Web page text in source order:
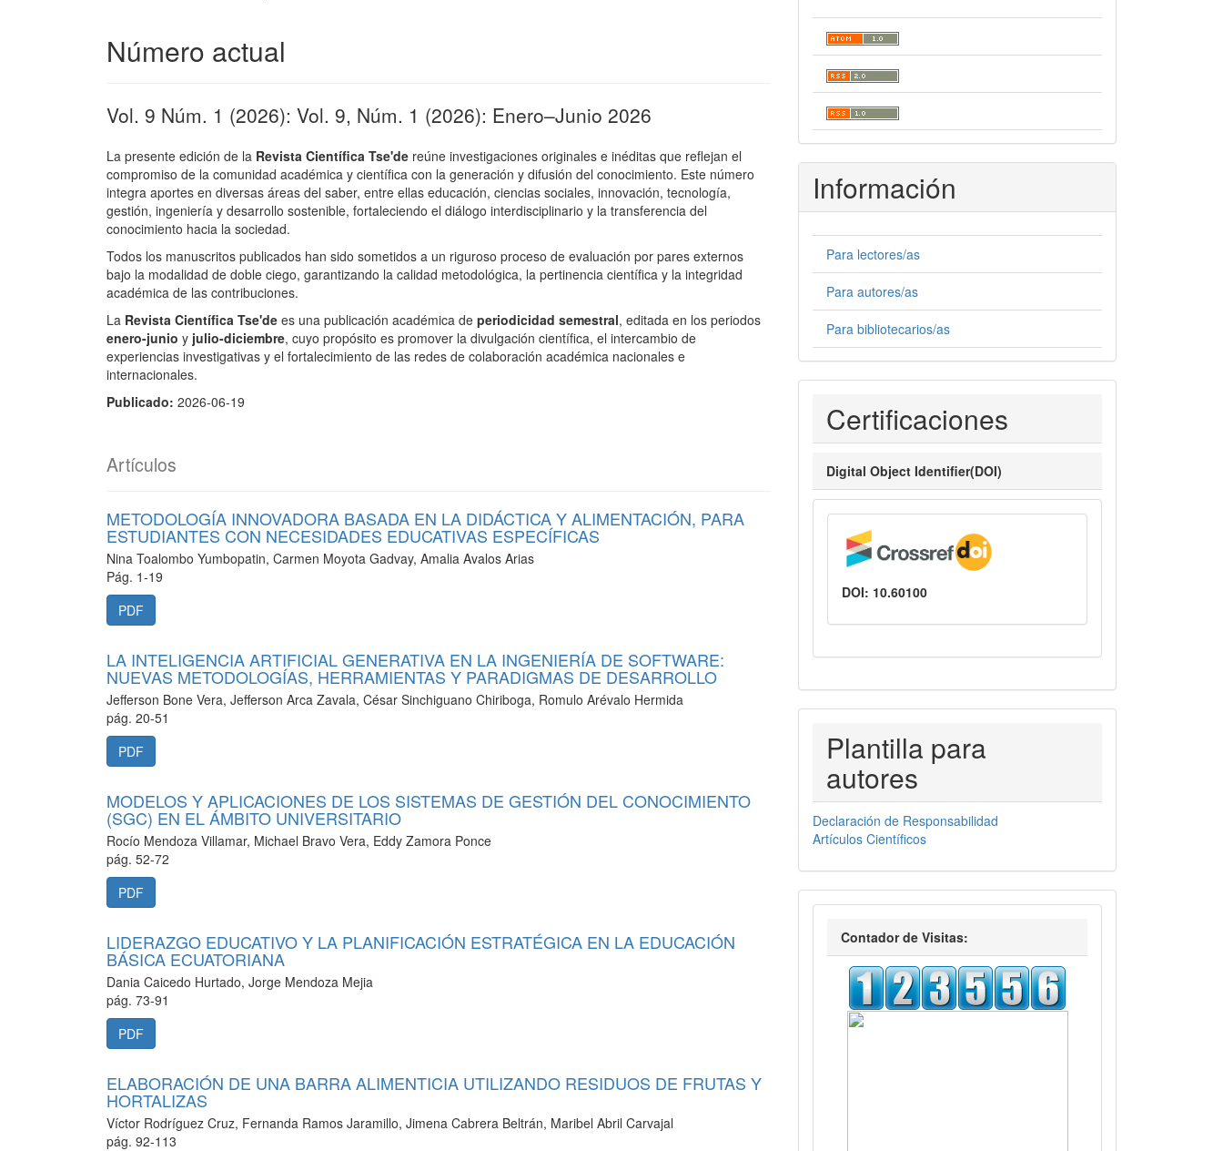
Número actual
Vol. 9 Núm. 1 (2026): Vol. 9, Núm. 1 (2026): Enero–Junio 2026
La presente edición de la Revista Científica Tse'de reúne investigaciones originales e inéditas que reflejan el
compromiso de la comunidad académica y científica con la generación y difusión del conocimiento. Este número
integra aportes en diversas áreas del saber, entre ellas educación, ciencias sociales, innovación, tecnología,
gestión, ingeniería y desarrollo sostenible, fortaleciendo el diálogo interdisciplinario y la transferencia del
conocimiento hacia la sociedad.
Todos los manuscritos publicados han sido sometidos a un riguroso proceso de evaluación por pares externos
bajo la modalidad de doble ciego, garantizando la calidad metodológica, la pertinencia científica y la integridad
académica de las contribuciones.
La Revista Científica Tse'de es una publicación académica de periodicidad semestral, editada en los periodos
enero-junio y julio-diciembre, cuyo propósito es promover la divulgación científica, el intercambio de
experiencias investigativas y el fortalecimiento de las redes de colaboración académica nacionales e
internacionales.
Publicado: 2026-06-19
Artículos
METODOLOGÍA INNOVADORA BASADA EN LA DIDÁCTICA Y ALIMENTACIÓN, PARA
ESTUDIANTES CON NECESIDADES EDUCATIVAS ESPECÍFICAS
Nina Toalombo Yumbopatin, Carmen Moyota Gadvay, Amalia Avalos Arias
Pág. 1-19
PDF
LA INTELIGENCIA ARTIFICIAL GENERATIVA EN LA INGENIERÍA DE SOFTWARE:
NUEVAS METODOLOGÍAS, HERRAMIENTAS Y PARADIGMAS DE DESARROLLO
Jefferson Bone Vera, Jefferson Arca Zavala, César Sinchiguano Chiriboga, Romulo Arévalo Hermida
pág. 20-51
PDF
MODELOS Y APLICACIONES DE LOS SISTEMAS DE GESTIÓN DEL CONOCIMIENTO
(SGC) EN EL ÁMBITO UNIVERSITARIO
Rocío Mendoza Villamar, Michael Bravo Vera, Eddy Zamora Ponce
pág. 52-72
PDF
LIDERAZGO EDUCATIVO Y LA PLANIFICACIÓN ESTRATÉGICA EN LA EDUCACIÓN
BÁSICA ECUATORIANA
Dania Caicedo Hurtado, Jorge Mendoza Mejia
pág. 73-91
PDF
ELABORACIÓN DE UNA BARRA ALIMENTICIA UTILIZANDO RESIDUOS DE FRUTAS Y
HORTALIZAS
Víctor Rodríguez Cruz, Fernanda Ramos Jaramillo, Jimena Cabrera Beltrán, Maribel Abril Carvajal
pág. 92-113
Información
Para lectores/as
Para autores/as
Para bibliotecarios/as
Certificaciones
Certificaciones
Digital Object Identifier(DOI)
DOI: 10.60100
PLANTILLASAUTORES
Plantilla para
autores
Declaración de Responsabilidad
Artículos Científicos
visitas
Contador de Visitas: